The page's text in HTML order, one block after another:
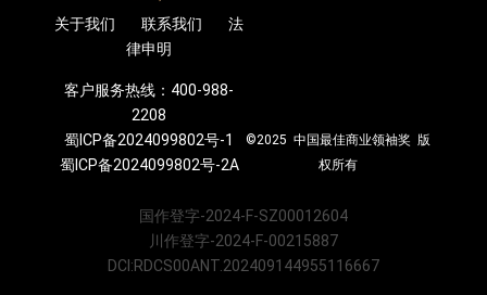
关于我们 联系我们 法
律申明
客户服务热线：400-988-
2208
蜀ICP备2024099802号-1
蜀ICP备2024099802号-2A
©2025 中国最佳商业领袖奖 版
权所有
国作登字-2024-F-SZ00012604
川作登字-2024-F-00215887
DCI:RDCS00ANT.202409144955116667